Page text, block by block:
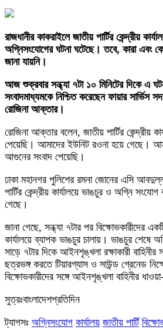
রাজধানীর কাকরাইলে জাতীয় পার্টির কেন্দ্রীয়
অগ্নিসংযোগের ঘটনা ঘটেছে। তবে, কারা এবং
জানা যায়নি।
আজ শুক্রবার সন্ধ্যা ৭টা ১০ মিনিটের দিকে এ
সংবাদমাধ্যমকে নিশ্চিত করেছেন ফায়ার সার্ভিস
রোজিনা আক্তার।
রোজিনা আক্তার বলেন, জাতীয় পার্টির কেন্দ্রীয়
পেয়েছি। আমাদের ইউনিট রওনা হয়ে গেছে।
আগুনের সংবাদ পেয়েছি।
ঢাকা মহানগর পুলিশের রমনা জোনের এসি
পার্টির কেন্দ্রীয় কার্যালয়ে ভাঙচুর ও অগ্নি সংযোগ
গেছে।
জানা গেছে, সন্ধ্যা ৭টার পর বিক্ষোভকারীদের
কার্যালয়ে ব্যাপক ভাঙচুর চালায়। ভাঙচুর শেষে
সাড়ে ৭টার দিকে আইনশৃঙ্খলা রক্ষাকারী বাহিনীর
ছত্রভঙ্গ করতে টিয়ারগ্যাস ও সাউন্ড গ্রেনেড
বিক্ষোভকারীদের সঙ্গে আইনশৃঙ্খলা বাহিনীর
সুত্রঃবাংলাদেশপ্রতিদিন
ট্যাগসঃ অগ্নিসংযোগ কার্যালয় জাতীয় পার্টি